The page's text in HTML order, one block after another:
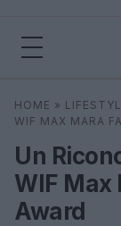
Cerca
HOME »
WIF MAX MARA
Un
WIF Max
Award